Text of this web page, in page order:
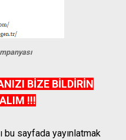
BİZE BİLDİRİN
!!!
bu sayfada yayınlatmak